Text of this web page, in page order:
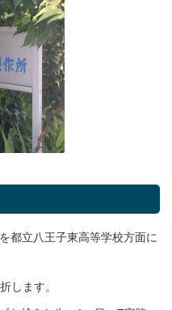
都立八王子東高等学校方面に
します。